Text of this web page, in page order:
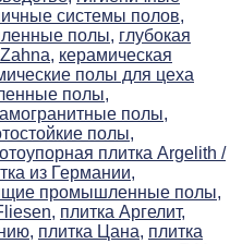
системы полов,
полы, глубокая
керамическая
полы для цеха
полы,
полы,
полы,
плитка Argelith /
из Германии,
промышленные полы,
плитка Аргелит,
плитка Цана, плитка